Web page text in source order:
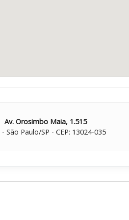
Av. Orosimbo Maia, 1.515
São Paulo/SP - CEP: 13024-035